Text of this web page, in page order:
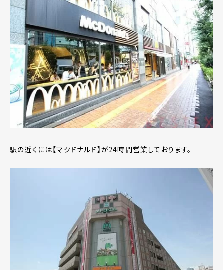
駅の近くには【マクドナルド】が24時間営業しております。